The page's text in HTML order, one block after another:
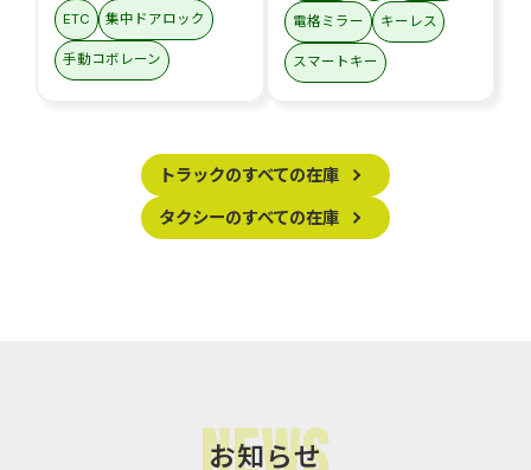
ETC 集中ドアロック
手動コボレーン
電格ミラー キーレス
スマートキー
トラックのすべての在庫
タクシーのすべての在庫
お知らせ